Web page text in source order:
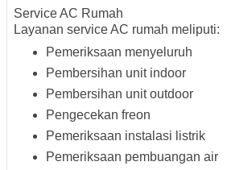
Service AC Rumah
Layanan service AC rumah meliputi:
Pemeriksaan menyeluruh
Pembersihan unit indoor
Pembersihan unit outdoor
Pengecekan freon
Pemeriksaan instalasi listrik
Pemeriksaan pembuangan air